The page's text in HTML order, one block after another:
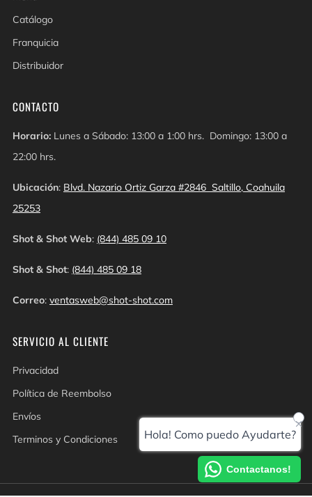
Catálogo
Franquicia
Distribuidor
CONTACTO
Horario: Lunes a Sábado: 13:00 a 1:00 hrs. Domingo: 13:00 a
22:00 hrs.
Ubicación: Blvd. Nazario Ortiz Garza #2846 Saltillo, Coahuila
25253
Shot & Shot Web: (844) 485 09 10
Shot & Shot: (844) 485 09 18
Correo: ventasweb@shot-shot.com
SERVICIO AL CLIENTE
Privacidad
Política de Reembolso
Envíos
Terminos y Condiciones
Contactanos!
Hola! Como puedo Ayudarte?